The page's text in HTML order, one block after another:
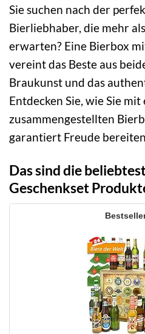
Sie suchen nach der
Bierliebhaber, die mehr
erwarten? Eine Bierbox
vereint das Beste aus
Braukunst und das
Entdecken Sie, wie Sie
zusammengestellten
garantiert Freude
Das sind die
Geschenkset